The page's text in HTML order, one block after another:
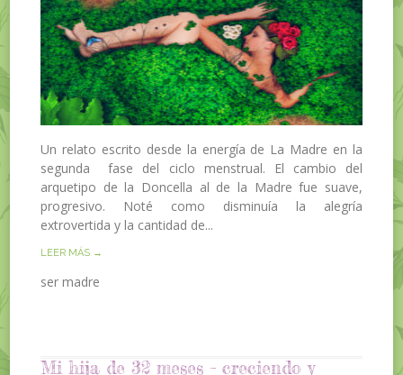
Un relato escrito desde la energía de La Madre en la
segunda fase del ciclo menstrual. El cambio del
arquetipo de la Doncella al de la Madre fue suave,
progresivo. Noté como disminuía la alegría
extrovertida y la cantidad de...
LEER MÁS →
ser madre
Mi hija de 32 meses – creciendo y